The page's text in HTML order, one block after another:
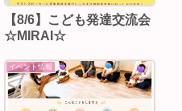
【8/6】こども発達交流会
☆MIRAI☆
イベント情報